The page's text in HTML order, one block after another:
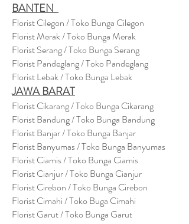
BANTEN
Florist Cilegon / Toko Bunga Cilegon
Florist Merak / Toko Bunga Merak
Florist Serang / Toko Bunga Serang
Florist Pandeglang / Toko Pandeglang
Florist Lebak / Toko Bunga Lebak
JAWA BARAT
Florist Cikarang/ Toko Bunga Cikarang
Florist Bandung / Toko Bunga Bandung
Florist Banjar / Toko Bunga Banjar
Florist Banyumas / Toko Bunga Banyumas
Florist Ciamis / Toko Bunga Ciamis
Florist Cianjur / Toko Bunga Cianjur
Florist Cirebon / Toko Bunga Cirebon
Florist Cimahi / Toko Buga Cimahi
Florist Garut / Toko Bunga Garut